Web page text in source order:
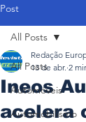
Post
All Posts
Automóveis
Automobilismo
All Posts
Ineos
acelera
Redação
13 de abr. 2